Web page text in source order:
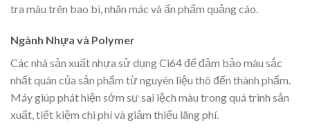
tra màu trên bao bì, nhãn mác và ấn phẩm quảng cáo.
Ngành Nhựa và Polymer
Các nhà sản xuất nhựa sử dụng Ci64 để đảm bảo màu sắc
nhất quán của sản phẩm từ nguyên liệu thô đến thành phẩm.
Máy giúp phát hiện sớm sự sai lệch màu trong quá trình sản
xuất, tiết kiệm chi phí và giảm thiểu lãng phí.